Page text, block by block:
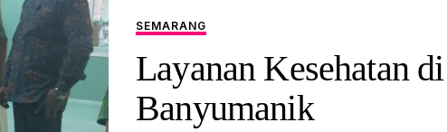
SEMARANG
Layanan Kesehatan
Banyumanik